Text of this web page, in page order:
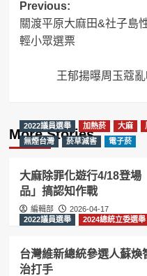
Post
navigation
Previous:
關渡平原大麻田&社子島
輕小眾選票
王郁揚曝周玉蔻
More Stories
2022議員選舉 加熱菸 大麻
無煙台灣
菸草減害 電子菸
大麻除罪化遊行4/18登
品」搞認知作戰
編輯部
2026-04-17
2022議員選舉
2024總統立委選舉
台灣維新總統參選人蘇
治打手